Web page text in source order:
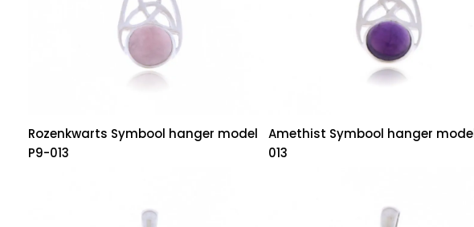
Rozenkwarts Symbool hanger model
P9-013
Amethist Symbool hanger
013